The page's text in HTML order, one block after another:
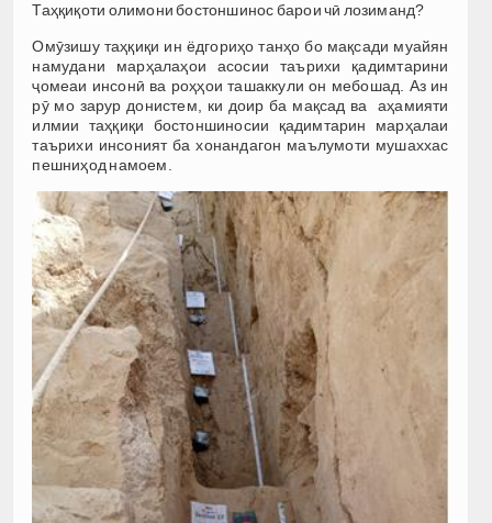
Таҳқиқоти олимони бостоншинос барои чӣ лозиманд?
Омӯзишу таҳқиқи ин ёдгориҳо танҳо бо мақсади муайян
намудани марҳалаҳои асосии таърихи қадимтарини
ҷомеаи инсонӣ ва роҳҳои ташаккули он мебошад. Аз ин
рӯ мо зарур донистем, ки доир ба мақсад ва аҳамияти
илмии таҳқиқи бостоншиносии қадимтарин марҳалаи
таърихи инсоният ба хонандагон маълумоти мушаххас
пешниҳод намоем.